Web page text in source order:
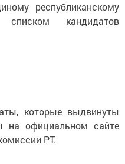
республиканскому
кандидатов
которые выдвинуты
на официальном сайте
РТ.